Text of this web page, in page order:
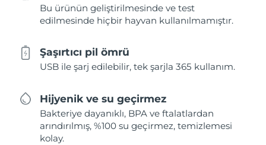
Bu ürünün geliştirilmesinde ve test
edilmesinde hiçbir hayvan kullanılmamıştır.
Şaşırtıcı pil ömrü
USB ile şarj edilebilir, tek şarjla 365 kullanım.
Hijyenik ve su geçirmez
Bakteriye dayanıklı, BPA ve ftalatlardan
arındırılmış, %100 su geçirmez, temizlemesi
kolay.